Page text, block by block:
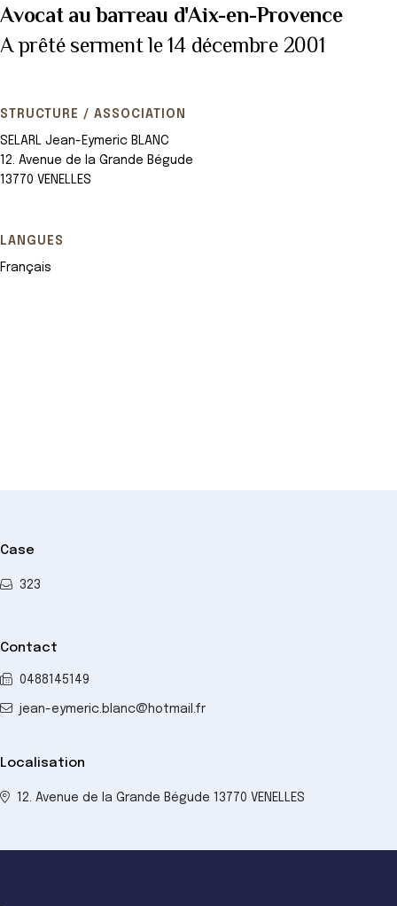
Avocat au barreau d'Aix-en-Provence
A prêté serment le 14 décembre 2001
STRUCTURE / ASSOCIATION
SELARL Jean-Eymeric BLANC
12. Avenue de la Grande Bégude
13770 VENELLES
LANGUES
Français
Case
323
Contact
0488145149
jean-eymeric.blanc@hotmail.fr
Localisation
12. Avenue de la Grande Bégude 13770 VENELLES